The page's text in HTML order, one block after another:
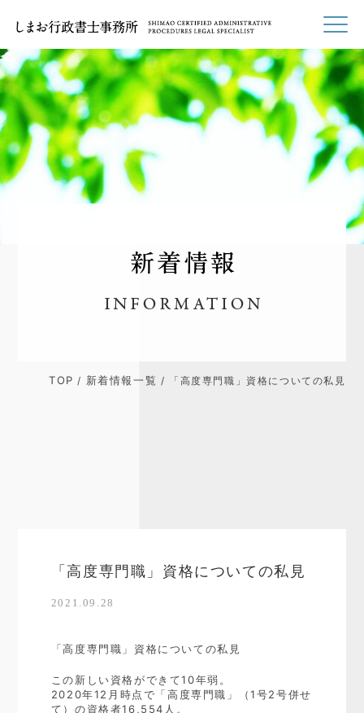
TOP / 新着情報一覧 / 「高度専門職」資格についての私見
「高度専門職」資格についての私見
2021.09.28
「高度専門職」資格についての私見
この新しい資格ができて10年弱。
2020年12月時点で「高度専門職」（1号2号併せ
て）の資格者16,554人。